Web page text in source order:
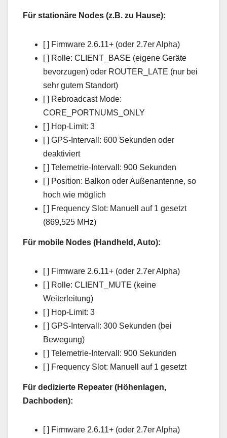
Für stationäre Nodes (z.B. zu Hause):
[ ] Firmware 2.6.11+ (oder 2.7er Alpha)
[ ] Rolle: CLIENT_BASE (eigene Geräte
bevorzugen) oder ROUTER_LATE (nur bei
sehr gutem Standort)
[ ] Rebroadcast Mode:
CORE_PORTNUMS_ONLY
[ ] Hop-Limit: 3
[ ] GPS-Intervall: 600 Sekunden oder
deaktiviert
[ ] Telemetrie-Intervall: 900 Sekunden
[ ] Position: Balkon oder Außenantenne, so
hoch wie möglich
[ ] Frequency Slot: Manuell auf 1 gesetzt
(869,525 MHz)
Für mobile Nodes (Handheld, Auto):
[ ] Firmware 2.6.11+ (oder 2.7er Alpha)
[ ] Rolle: CLIENT_MUTE (keine
Weiterleitung)
[ ] Hop-Limit: 3
[ ] GPS-Intervall: 300 Sekunden (bei
Bewegung)
[ ] Telemetrie-Intervall: 900 Sekunden
[ ] Frequency Slot: Manuell auf 1 gesetzt
Für dedizierte Repeater (Höhenlagen,
Dachboden):
[ ] Firmware 2.6.11+ (oder 2.7er Alpha)